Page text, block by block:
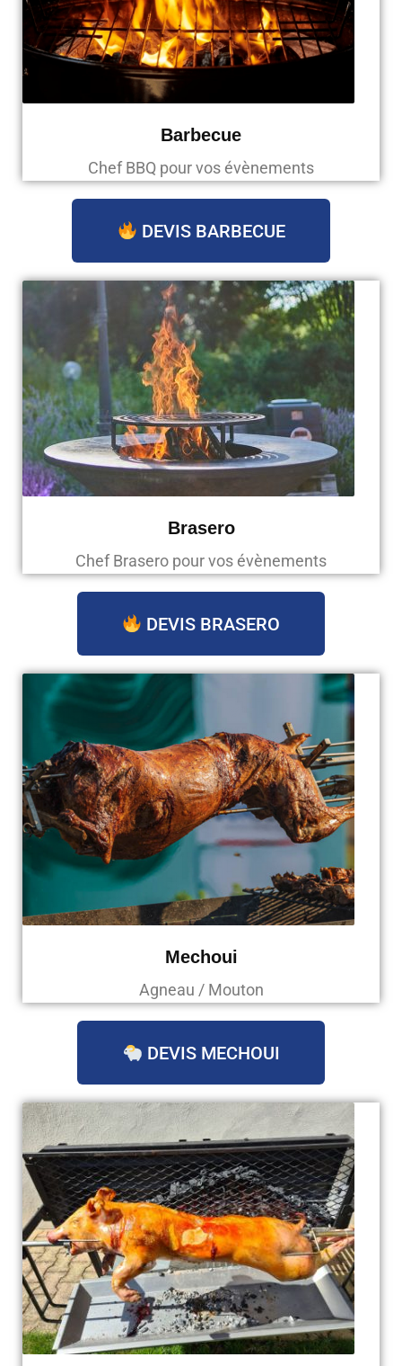
Barbecue
Chef BBQ pour vos évènements
DEVIS BARBECUE
Brasero
Chef Brasero pour vos évènements
DEVIS BRASERO
Mechoui
Agneau / Mouton
DEVIS MECHOUI